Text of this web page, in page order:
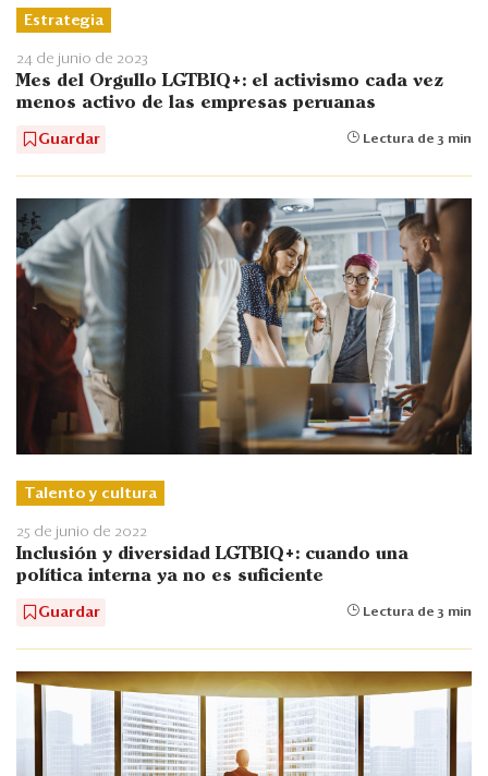
Estrategia
24 de junio de 2023
Mes del Orgullo LGTBIQ+: el activismo cada vez
menos activo de las empresas peruanas
Guardar Lectura de 3 min
Talento y cultura
25 de junio de 2022
Inclusión y diversidad LGTBIQ+: cuando una
política interna ya no es suficiente
Guardar Lectura de 3 min